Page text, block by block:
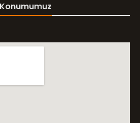
Konumumuz